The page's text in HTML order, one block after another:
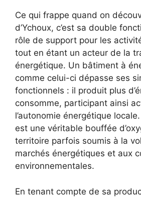
Ce qui frappe quand on
d’Ychoux, c’est sa double
rôle de support pour les
tout en étant un acteur de la
énergétique. Un bâtiment à
comme celui-ci dépasse ses
fonctionnels : il produit plus
consomme, participant ainsi
l’autonomie énergétique
est une véritable bouffée
territoire parfois soumis à la
marchés énergétiques et aux
environnementales.
En tenant compte de sa